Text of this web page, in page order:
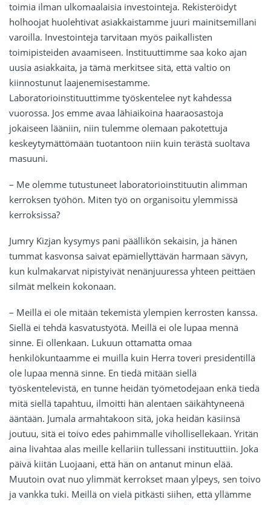
toimia ilman ulkomaalaisia investointeja. Rekisteröidyt
holhoojat huolehtivat asiakkaistamme juuri mainitsemillani
varoilla. Investointeja tarvitaan myös paikallisten
toimipisteiden avaamiseen. Instituuttimme saa koko ajan
uusia asiakkaita, ja tämä merkitsee sitä, että valtio on
kiinnostunut laajenemisestamme.
Laboratorioinstituuttimme työskentelee nyt kahdessa
vuorossa. Jos emme avaa lähiaikoina haaraosastoja
jokaiseen lääniin, niin tulemme olemaan pakotettuja
keskeytymättömään tuotantoon niin kuin terästä suoltava
masuuni.
– Me olemme tutustuneet laboratorioinstituutin alimman
kerroksen työhön. Miten työ on organisoitu ylemmissä
kerroksissa?
Jumry Kizjan kysymys pani päällikön sekaisin, ja hänen
tummat kasvonsa saivat epämiellyttävän harmaan sävyn,
kun kulmakarvat nipistyivät nenänjuuressa yhteen peittäen
silmät melkein kokonaan.
– Meillä ei ole mitään tekemistä ylempien kerrosten kanssa.
Siellä ei tehdä kasvatustyötä. Meillä ei ole lupaa mennä
sinne. Ei ollenkaan. Lukuun ottamatta omaa
henkilökuntaamme ei muilla kuin Herra toveri presidentillä
ole lupaa mennä sinne. En tiedä mitään siellä
työskentelevistä, en tunne heidän työmetodejaan enkä tiedä
mitä siellä tapahtuu, ilmoitti hän alentaen säikähtyneenä
ääntään. Jumala armahtakoon sitä, joka heidän käsiinsä
joutuu, sitä ei toivo edes pahimmalle vihollisellekaan. Yritän
aina livahtaa alas meille kellariin tullessani instituuttiin. Joka
päivä kiitän Luojaani, että hän on antanut minun elää.
Muutoin ovat nuo ylimmät kerrokset maan ylpeys, sen toivo
ja vankka tuki. Meillä on vielä pitkästi siihen, että yllämme